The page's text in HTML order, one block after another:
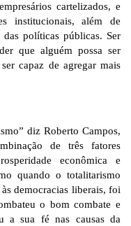
cartelizados, e
institucionais, além de
políticas públicas. Ser
que alguém possa ser
capaz de agregar mais
diz Roberto Campos,
de três fatores
econômica e
quando o totalitarismo
democracias liberais, foi
o bom combate e
a sua fé nas causas da